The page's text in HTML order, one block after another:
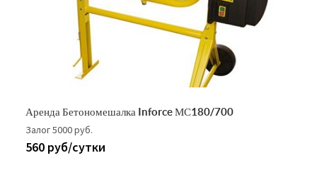
Аренда Бетономешалка Inforce МС180/700
Залог 5000 руб.
560 руб/сутки